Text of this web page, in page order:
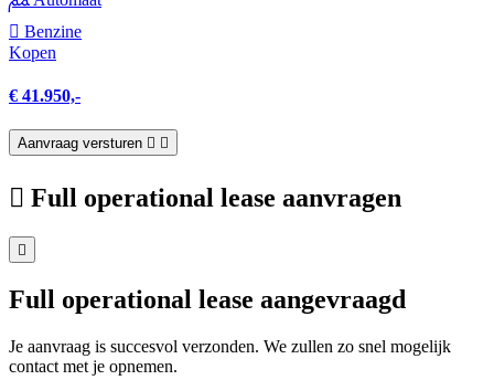
Benzine
Kopen
€ 41.950,-
Aanvraag versturen
Full operational lease aanvragen
Full operational lease aangevraagd
Je aanvraag is succesvol verzonden. We zullen zo snel mogelijk
contact met je opnemen.